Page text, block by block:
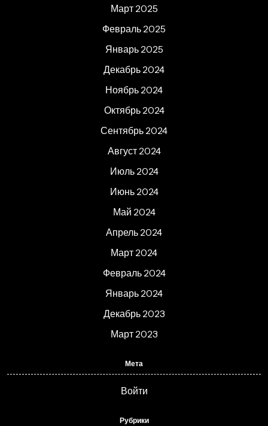
Март 2025
Февраль 2025
Январь 2025
Декабрь 2024
Ноябрь 2024
Октябрь 2024
Сентябрь 2024
Август 2024
Июль 2024
Июнь 2024
Май 2024
Апрель 2024
Март 2024
Февраль 2024
Январь 2024
Декабрь 2023
Март 2023
Мета
Войти
Рубрики